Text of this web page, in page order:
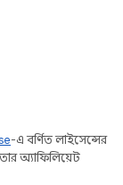
-এ বর্ণিত লাইসেন্সের
অ্যাফিলিয়েট